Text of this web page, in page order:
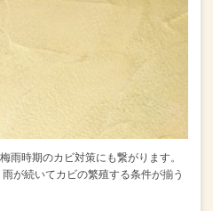
雨時期のカビ対策にも繋がります。
雨が続いてカビの繁殖する条件が揃う